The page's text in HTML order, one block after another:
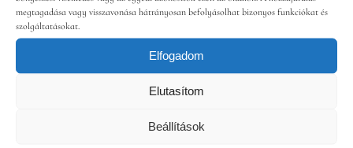
megtagadása vagy visszavonása hátrányosan befolyásolhat bizonyos funkciókat és
szolgáltatásokat.
Elfogadom
Elutasítom
Beállítások
A fogyasztó a termék kézhezvételétől számított 14
napon belül elállhat a vásárlástól indoklás nélkül.
Az elállási jog bontott bor esetén nem gyakorolható
(a termék jellegéből adódóan).
diofasi.biobirtok@gmail.com